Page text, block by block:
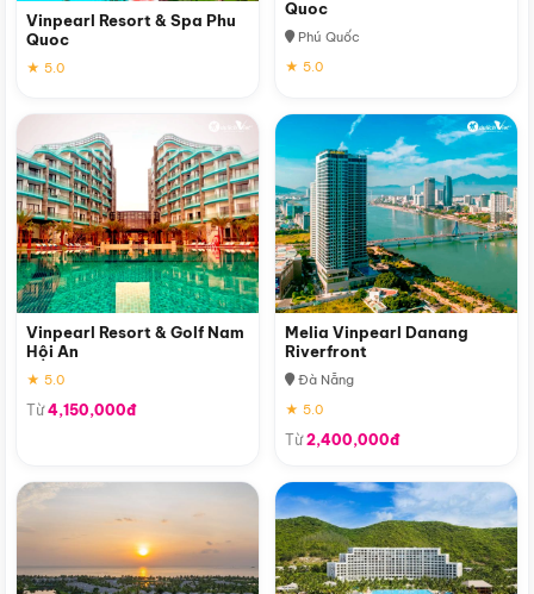
Vinpearl Resort & Spa Phu
Quoc
★ 5.0
Quoc
Phú Quốc
★ 5.0
Vinpearl Resort & Golf Nam
Hội An
★ 5.0
Từ4,150,000đ
Melia Vinpearl Danang
Riverfront
Đà Nẵng
★ 5.0
Từ2,400,000đ